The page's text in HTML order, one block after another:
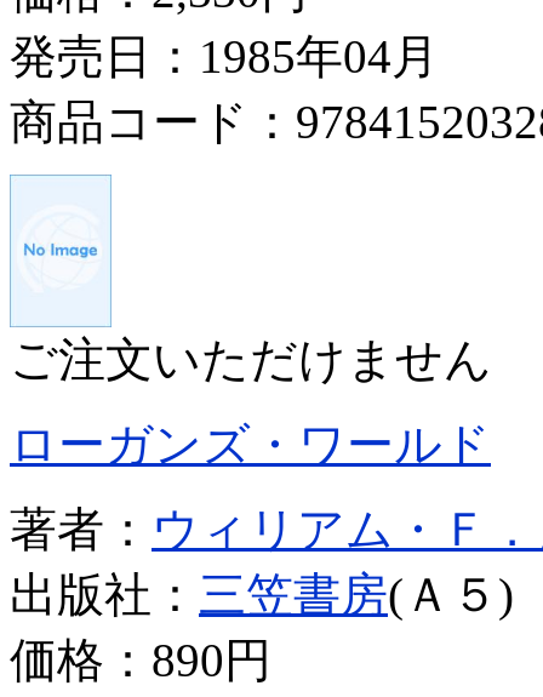
発売日：1985年04月
商品コード：
ご注文いただけません
ローガンズ・ワールド
著者： ウィリアム・Ｆ
出版社： 三笠書房(Ａ５)
価格： 890円